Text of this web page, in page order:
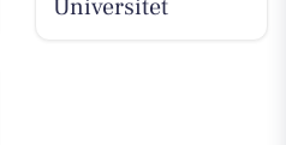
Universitet